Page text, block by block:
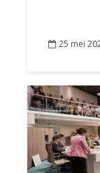
25 mei